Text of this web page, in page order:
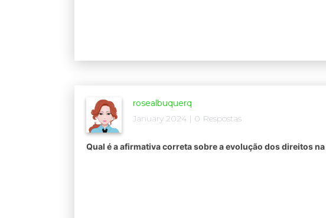
rosealbuquerq
January 2024 | 0 Respostas
Qual é a afirmativa correta sobre a evolução dos direitos